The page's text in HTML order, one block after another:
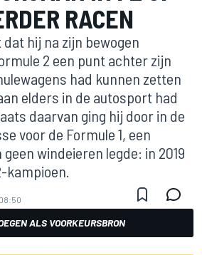
RACEN
dat hij na zijn bewogen
2 een punt achter zijn
had kunnen zetten
elders in de autosport had
daarvan ging hij door in de
voor de Formule 1, een
windeieren legde: in 2019
kampioen.
ALS VOORKEURSBRON